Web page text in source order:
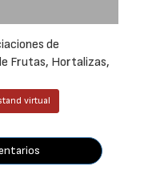
de
Frutas, Hortalizas,
virtual